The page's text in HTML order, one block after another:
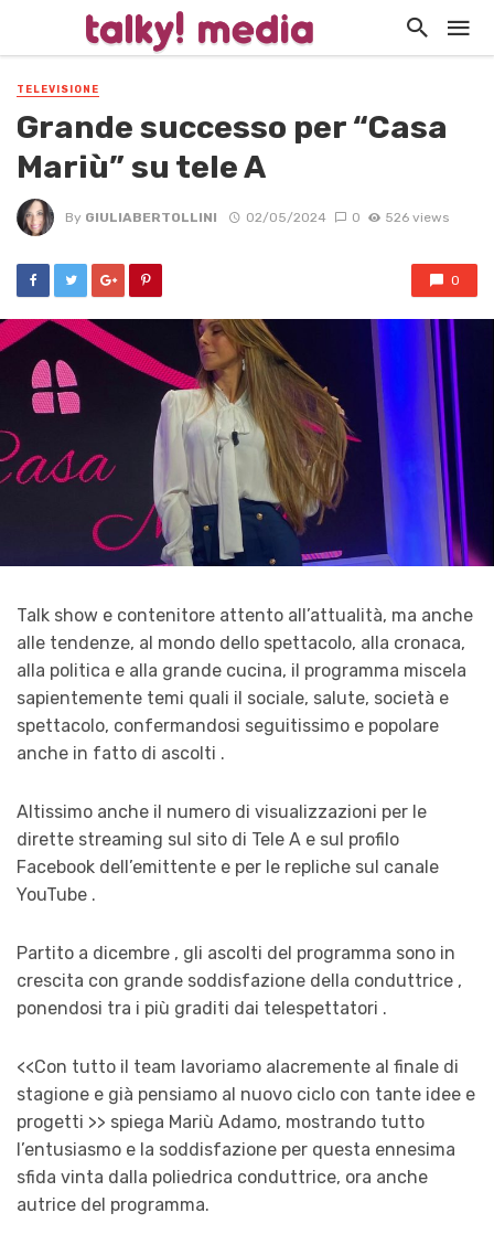
TELEVISIONE
Grande successo per “Casa
Mariù” su tele A
By GIULIABERTOLLINI 02/05/2024 0 526 views
0
Talk show e contenitore attento all’attualità, ma anche
alle tendenze, al mondo dello spettacolo, alla cronaca,
alla politica e alla grande cucina, il programma miscela
sapientemente temi quali il sociale, salute, società e
spettacolo, confermandosi seguitissimo e popolare
anche in fatto di ascolti .
Altissimo anche il numero di visualizzazioni per le
dirette streaming sul sito di Tele A e sul profilo
Facebook dell’emittente e per le repliche sul canale
YouTube .
Partito a dicembre , gli ascolti del programma sono in
crescita con grande soddisfazione della conduttrice ,
ponendosi tra i più graditi dai telespettatori .
<<Con tutto il team lavoriamo alacremente al finale di
stagione e già pensiamo al nuovo ciclo con tante idee e
progetti >> spiega Mariù Adamo, mostrando tutto
l’entusiasmo e la soddisfazione per questa ennesima
sfida vinta dalla poliedrica conduttrice, ora anche
autrice del programma.